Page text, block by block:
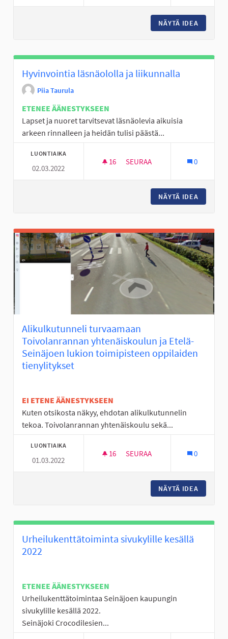
NÄYTÄ IDEA
Hyvinvointia läsnäololla ja liikunnalla
Piia Taurula
ETENEE ÄÄNESTYKSEEN
Lapset ja nuoret tarvitsevat läsnäolevia aikuisia
arkeen rinnalleen ja heidän tulisi päästä...
LUONTIAIKA
02.03.2022
16 16 SEURAAJAA
SEURAA 0
NÄYTÄ IDEA
Alikulkutunneli turvaamaan
Toivolanrannan yhtenäiskoulun ja Etelä-
Seinäjoen lukion toimipisteen oppilaiden
tienylitykset
EI ETENE ÄÄNESTYKSEEN
Kuten otsikosta näkyy, ehdotan alikulkutunnelin
tekoa. Toivolanrannan yhtenäiskoulu sekä...
LUONTIAIKA
01.03.2022
16 16 SEURAAJAA
SEURAA 0
NÄYTÄ IDEA
Urheilukenttätoiminta sivukylille kesällä
2022
ETENEE ÄÄNESTYKSEEN
Urheilukenttätoimintaa Seinäjoen kaupungin
sivukylille kesällä 2022.
Seinäjoki Crocodilesien...